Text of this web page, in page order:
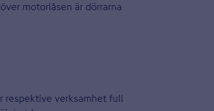
motorlåsen är dörrarna
respektive verksamhet full